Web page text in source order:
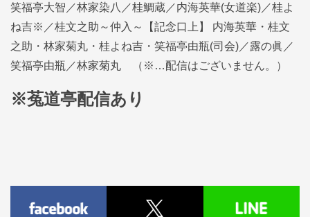
笑福亭大智／林家染八／桂鯛蔵／内海英華(女道楽)／桂よ
ね吉※／桂文之助～仲入～【記念口上】 内海英華・桂文
之助・林家菊丸・桂よね吉・笑福亭由瓶(司会)／露の眞／
笑福亭由瓶／林家菊丸 （※…配信はございません。）
※菟道亭配信あり